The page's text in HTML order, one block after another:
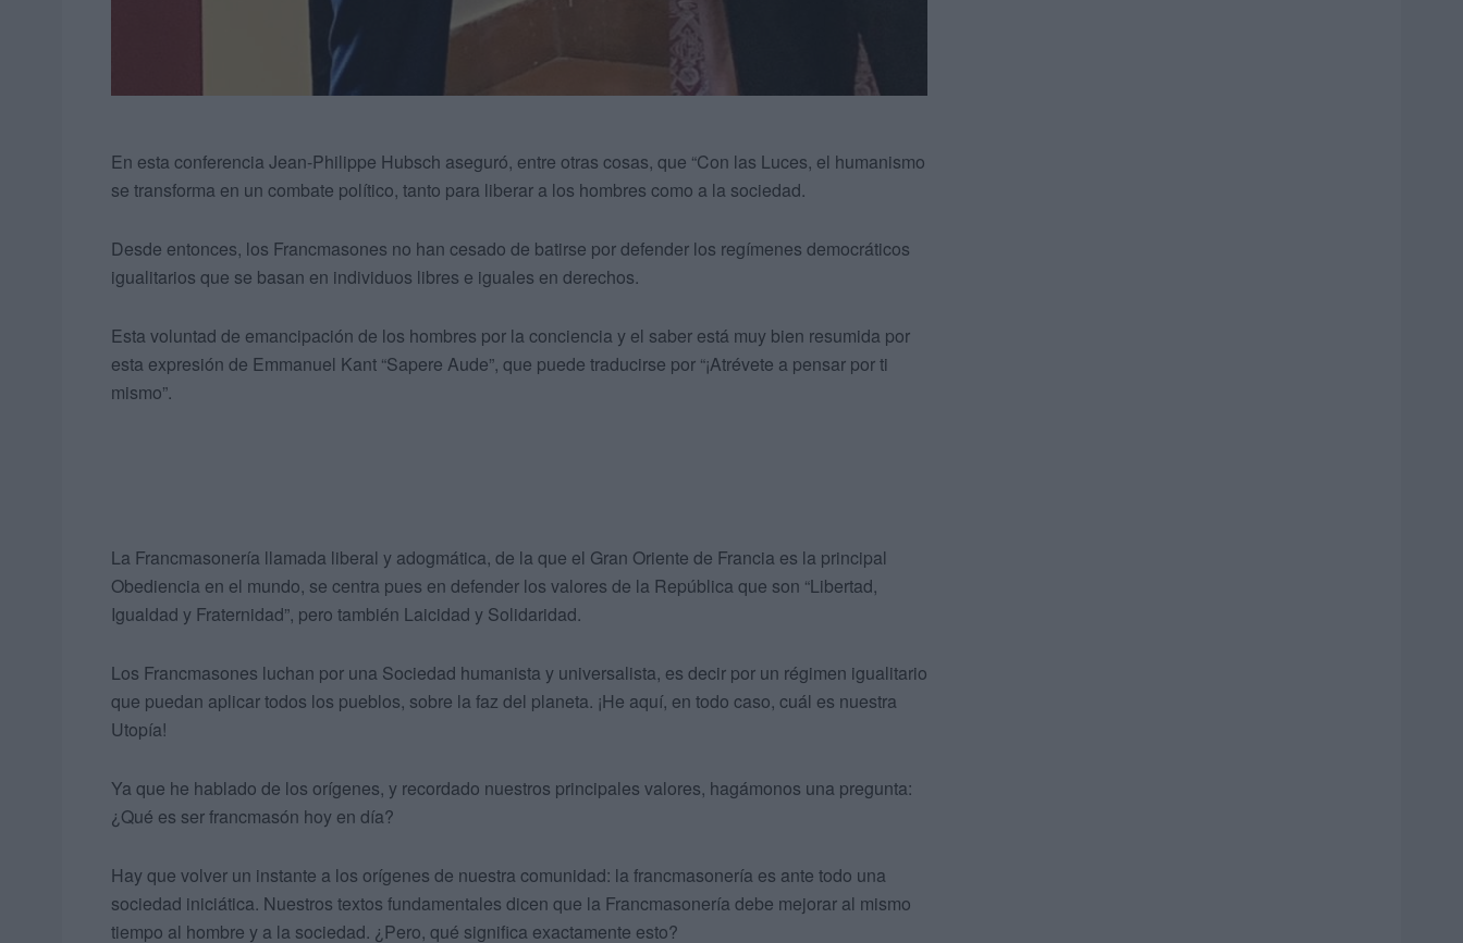
En esta conferencia Jean-Philippe Hubsch aseguró, entre otras cosas, que “Con las Luces, el humanismo
se transforma en un combate político, tanto para liberar a los hombres como a la sociedad.
Desde entonces, los Francmasones no han cesado de batirse por defender los regímenes democráticos
igualitarios que se basan en individuos libres e iguales en derechos.
Esta voluntad de emancipación de los hombres por la conciencia y el saber está muy bien resumida por
esta expresión de Emmanuel Kant “Sapere Aude”, que puede traducirse por “¡Atrévete a pensar por ti
mismo”.
La Francmasonería llamada liberal y adogmática, de la que el Gran Oriente de Francia es la principal
Obediencia en el mundo, se centra pues en defender los valores de la República que son “Libertad,
Igualdad y Fraternidad”, pero también Laicidad y Solidaridad.
Los Francmasones luchan por una Sociedad humanista y universalista, es decir por un régimen igualitario
que puedan aplicar todos los pueblos, sobre la faz del planeta. ¡He aquí, en todo caso, cuál es nuestra
Utopía!
Ya que he hablado de los orígenes, y recordado nuestros principales valores, hagámonos una pregunta:
¿Qué es ser francmasón hoy en día?
Hay que volver un instante a los orígenes de nuestra comunidad: la francmasonería es ante todo una
sociedad iniciática. Nuestros textos fundamentales dicen que la Francmasonería debe mejorar al mismo
tiempo al hombre y a la sociedad. ¿Pero, qué significa exactamente esto?